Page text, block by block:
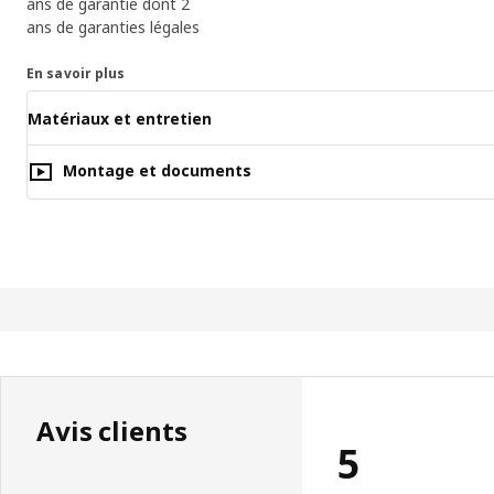
ans de garantie dont 2
ans de garanties légales
En savoir plus
Matériaux et entretien
Montage et documents
Avis clients
5